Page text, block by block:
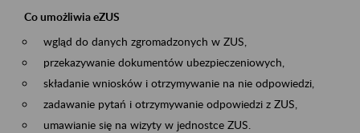
Co umożliwia eZUS
wgląd do danych zgromadzonych w ZUS,
przekazywanie dokumentów ubezpieczeniowych,
składanie wniosków i otrzymywanie na nie odpowiedzi,
zadawanie pytań i otrzymywanie odpowiedzi z ZUS,
umawianie się na wizyty w jednostce ZUS.